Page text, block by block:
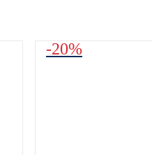
-20%